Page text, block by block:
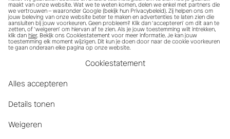
maakt van onze website. Wat we te weten komen, delen we enkel met partners die
we vertrouwen – waaronder Google (bekijk hun Privacybeleid). Zij helpen ons om
jouw beleving van onze website beter te maken en advertenties te laten zien die
aansluiten bij jouw voorkeuren. Geen probleem? Klik dan ‘accepteren’ om dit aan te
zetten, of ‘weigeren’ om hiervan af te zien. Als je jouw toestemming wilt intrekken,
klik dan hier. Bekijk ons Cookiestatement voor meer informatie. Je kan jouw
toestemming elk moment wijzigen. Dit kun je doen door naar de cookie voorkeuren
te gaan onderaan elke pagina op onze website.
Cookiestatement
Alles accepteren
Details tonen
Weigeren